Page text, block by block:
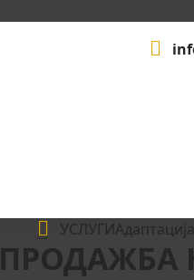
УСЛУГИ
ПРОДАЖБА